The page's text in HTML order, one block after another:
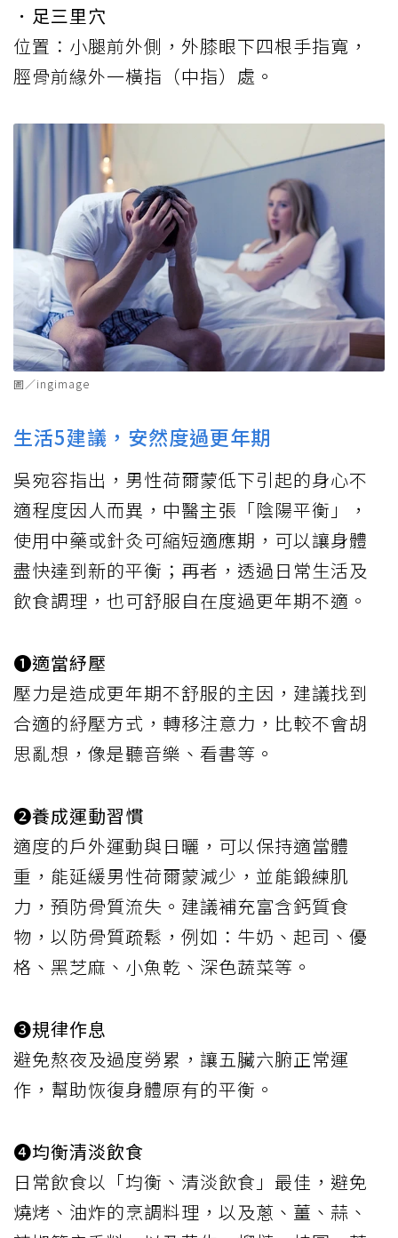
．足三里穴
位置：小腿前外側，外膝眼下四根手指寬，
脛骨前緣外一橫指（中指）處。
圖／ingimage
生活5建議，安然度過更年期
吳宛容指出，男性荷爾蒙低下引起的身心不
適程度因人而異，中醫主張「陰陽平衡」，
使用中藥或針灸可縮短適應期，可以讓身體
盡快達到新的平衡；再者，透過日常生活及
飲食調理，也可舒服自在度過更年期不適。
❶適當紓壓
壓力是造成更年期不舒服的主因，建議找到
合適的紓壓方式，轉移注意力，比較不會胡
思亂想，像是聽音樂、看書等。
❷養成運動習慣
適度的戶外運動與日曬，可以保持適當體
重，能延緩男性荷爾蒙減少，並能鍛練肌
力，預防骨質流失。建議補充富含鈣質食
物，以防骨質疏鬆，例如：牛奶、起司、優
格、黑芝麻、小魚乾、深色蔬菜等。
❸規律作息
避免熬夜及過度勞累，讓五臟六腑正常運
作，幫助恢復身體原有的平衡。
❹均衡清淡飲食
日常飲食以「均衡、清淡飲食」最佳，避免
燒烤、油炸的烹調料理，以及蔥、薑、蒜、